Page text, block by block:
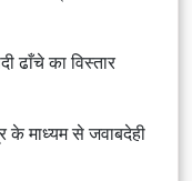
ढाँचे का विस्तार
के माध्यम से जवाबदेही